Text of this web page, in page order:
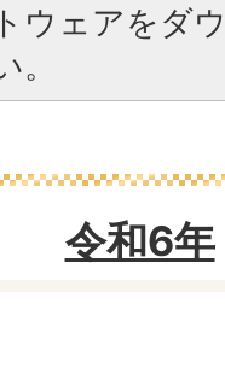
ウェアをダ
令和6年